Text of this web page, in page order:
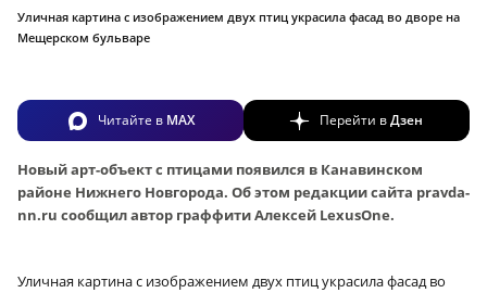
Уличная картина с изображением двух птиц украсила фасад во дворе на
Мещерском бульваре
Читайте в MAX Перейти вДзен
Новый арт-объект с птицами появился в Канавинском
районе Нижнего Новгорода. Об этом редакции сайта pravda-
nn.ru сообщил автор граффити Алексей LexusOne.
Уличная картина с изображением двух птиц украсила фасад во